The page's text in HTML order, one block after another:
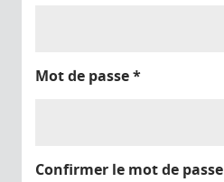
Mot de passe*
Confirmer le mot de passe